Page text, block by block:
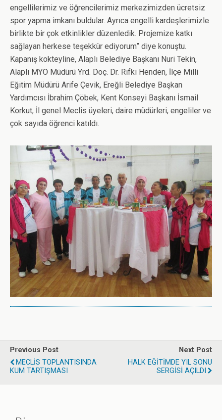
engellilerimiz ve öğrencilerimiz merkezimizden ücretsiz
spor yapma imkanı buldular. Ayrıca engelli kardeşlerimizle
birlikte bir çok etkinlikler düzenledik. Projemize katkı
sağlayan herkese teşekkür ediyorum” diye konuştu.
Kapanış kokteyline, Alaplı Belediye Başkanı Nuri Tekin,
Alaplı MYO Müdürü Yrd. Doç. Dr. Rıfkı Henden, İlçe Milli
Eğitim Müdürü Arife Çevik, Ereğli Belediye Başkan
Yardımcısı İbrahim Çöbek, Kent Konseyi Başkanı İsmail
Korkut, İl genel Meclis üyeleri, daire müdürleri, engeliler ve
çok sayıda öğrenci katıldı.
Previous Post
MECLİS TOPLANTISINDA
KUM TARTIŞMASI
Next Post
HALK EĞİTİMDE YIL SONU
SERGİSİ AÇILDI